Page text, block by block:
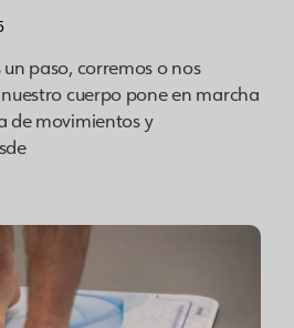
paso, corremos o nos
cuerpo pone en marcha
de movimientos y